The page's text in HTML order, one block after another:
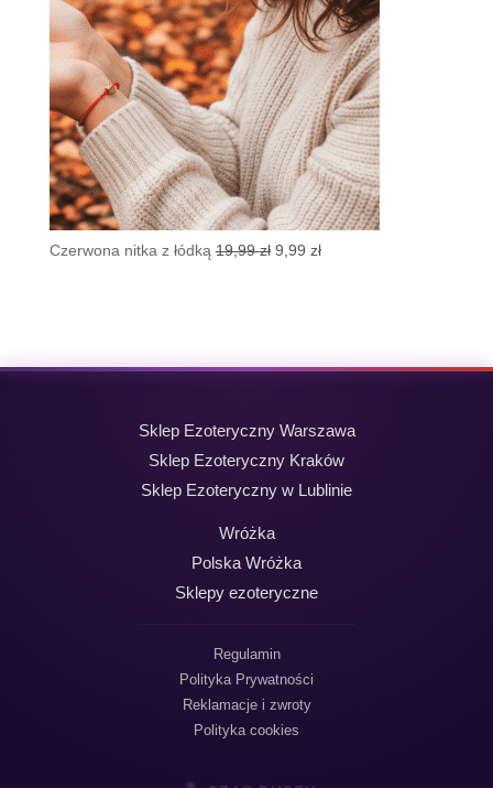
Czerwona nitka z łódką 19,99zł Pierwotna
9,99 złAktualna
Sklep Ezoteryczny Warszawa
Sklep Ezoteryczny Kraków
Sklep Ezoteryczny w Lublinie
Wróżka
Polska Wróżka
Sklepy ezoteryczne
Regulamin
Polityka Prywatności
Reklamacje i zwroty
Polityka cookies